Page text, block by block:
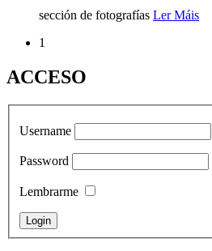
sección de fotografías Ler Máis
1
ACCESO
Username
Password
Lembrarme